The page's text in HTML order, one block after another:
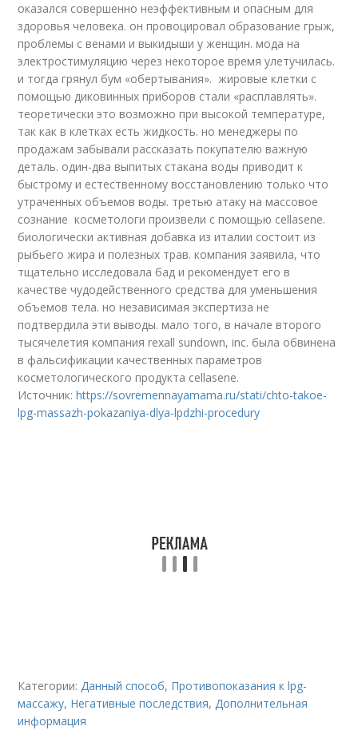
оказался совершенно неэффективным и опасным для
здоровья человека. он провоцировал образование грыж,
проблемы с венами и выкидыши у женщин. мода на
электростимуляцию через некоторое время улетучилась.
и тогда грянул бум «обертывания». жировые клетки с
помощью диковинных приборов стали «расплавлять».
теоретически это возможно при высокой температуре,
так как в клетках есть жидкость. но менеджеры по
продажам забывали рассказать покупателю важную
деталь. один-два выпитых стакана воды приводит к
быстрому и естественному восстановлению только что
утраченных объемов воды. третью атаку на массовое
сознание косметологи произвели с помощью cellasene.
биологически активная добавка из италии состоит из
рыбьего жира и полезных трав. компания заявила, что
тщательно исследовала бад и рекомендует его в
качестве чудодейственного средства для уменьшения
объемов тела. но независимая экспертиза не
подтвердила эти выводы. мало того, в начале второго
тысячелетия компания rexall sundown, inc. была обвинена
в фальсификации качественных параметров
косметологического продукта cellasene.
Источник:https://sovremennayamama.ru/stati/chto-takoe-
lpg-massazh-pokazaniya-dlya-lpdzhi-procedury
Категории:Данный способ, Противопоказания к lpg-
массажу, Негативные последствия,Дополнительная
информация